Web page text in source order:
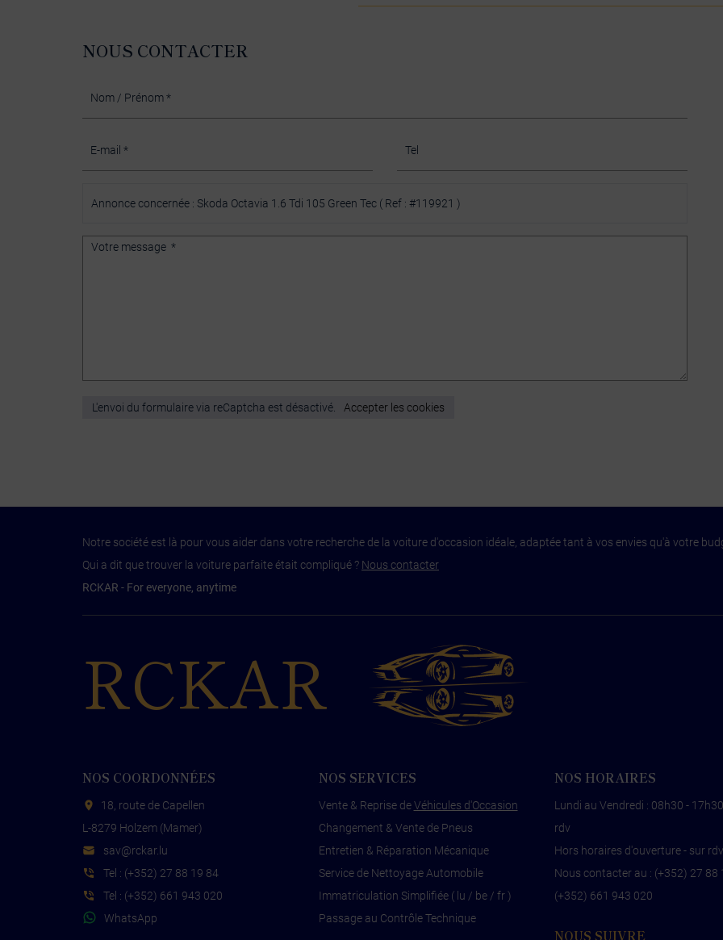
NOUS CONTACTER
L'envoi du formulaire via reCaptcha est désactivé. Accepter les cookies
Notre société est là pour vous aider dans votre recherche de la voiture d'occasion idéale, adaptée tant à vos envies qu'à votre
Qui a dit que trouver la voiture parfaite était compliqué ? Nous contacter
RCKAR - For everyone, anytime
RCKAR
NOS COORDONNÉES
18, route de Capellen
L-8279 Holzem (Mamer)
ul.rak
cr@va
s
Tel : (+352) 27 88 19 84
Tel : (+352) 661 943 020
WhatsApp
NOS SERVICES
Vente & Reprise deVéhicules d'Occasion
Changement & Vente de Pneus
Entretien & Réparation Mécanique
Service de Nettoyage Automobile
Immatriculation Simplifiée ( lu / be / fr )
Passage au Contrôle Technique
NOS HORAIRES
Lundi au Vendredi : 08h30 -
rdv
Hors horaires d'ouverture - sur rdv
Nous contacter au : (+352) 27 88
(+352) 661 943 020
NOUS SUIVRE